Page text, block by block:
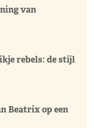
van
rebels: de stijl
Beatrix op een